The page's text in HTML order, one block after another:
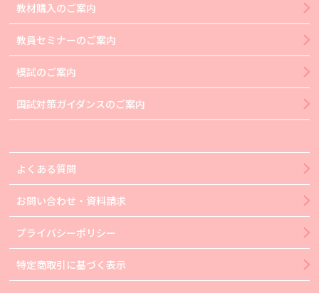
教材購入のご案内
教員セミナーのご案内
模試のご案内
国試対策ガイダンスのご案内
よくある質問
お問い合わせ・資料請求
プライバシーポリシー
特定商取引に基づく表示